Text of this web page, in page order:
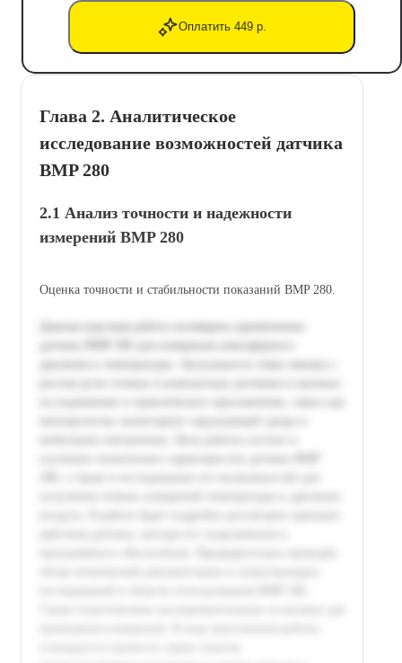
Оплатить 449 р.
Глава 2. Аналитическое
исследование возможностей датчика
BMP 280
2.1 Анализ точности и надежности
измерений BMP 280
Оценка точности и стабильности показаний BMP 280.